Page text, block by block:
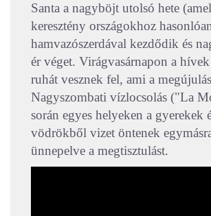
Santa a nagyböjt utolsó hete
keresztény országokhoz
hamvazószerdával kezdődik és
ér véget. Virágvasárnapon a
ruhát vesznek fel, ami a
Nagyszombati vízlocsolás ("La
során egyes helyeken a gyerekek
vödrökből vizet öntenek
ünnepelve a megtisztulást.